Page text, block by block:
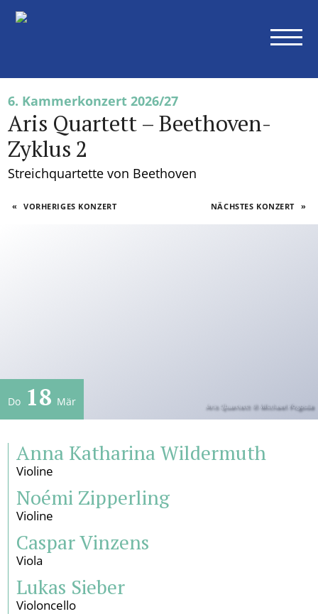
Sinfoniekonzerte
Kammerkonzerte
Weitere Konzerte
Abonnements
Übersicht
Ihre Vorteile als Abonnent
Preise Abonnements
Geschichte
Gremien
Mitglied werden
Sponsoren und Partner
Service
Kontakt
Pressestimmen
Newsletter
Programmarchiv
Impressum
Datenschutz
6. Kammerkonzert 2026/27
Aris Quartett – Beethoven-
Zyklus 2
Streichquartette von Beethoven
« VORHERIGES KONZERT NÄCHSTES KONZERT »
Aris Quartett © Michael Pogoda
Do 18 Mär
Anna Katharina Wildermuth
Violine
Noémi Zipperling
Violine
Caspar Vinzens
Viola
Lukas Sieber
Violoncello